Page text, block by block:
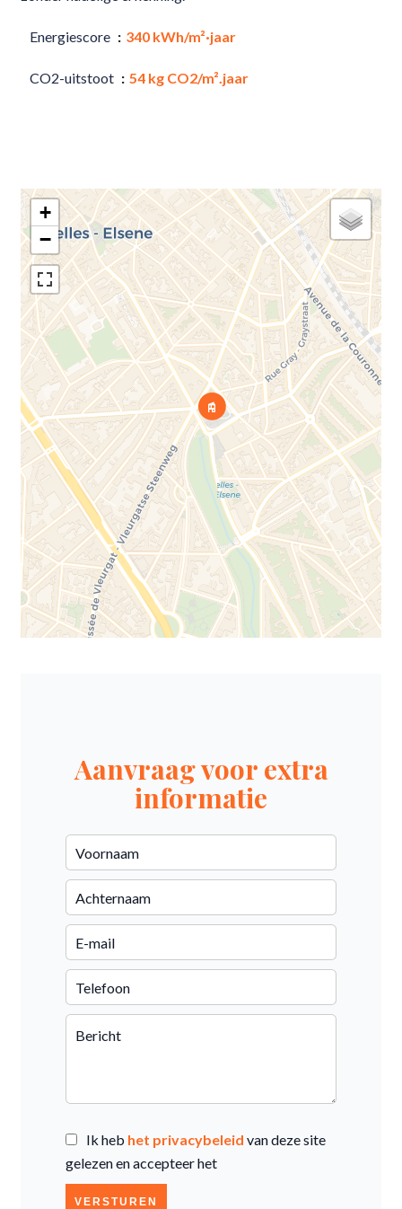
Energiescore 340 kWh/m²·jaar
CO2-uitstoot 54 kg CO2/m².jaar
+
−
Aanvraag voor extra
informatie
Ik heb het privacybeleid van deze site
gelezen en accepteer het
VERSTUREN